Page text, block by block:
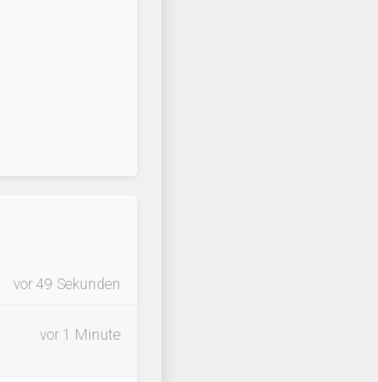
vor 49 Sekunden
vor 1 Minute